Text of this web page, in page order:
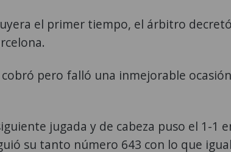
el primer tiempo, el árbitro
cobró pero falló una inmejorable ocasión
jugada y de cabeza puso el 1-1
su tanto número 643 con lo que